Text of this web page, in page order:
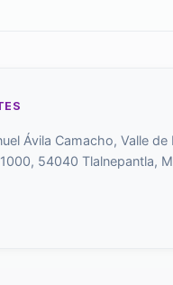
Ávila Camacho, Valle de
54040 Tlalnepantla,